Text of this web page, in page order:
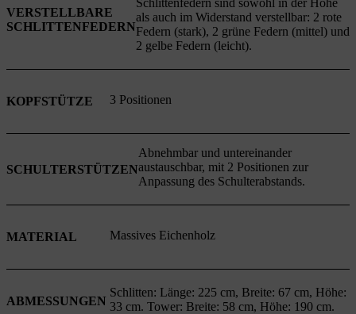
VERSTELLBARE
SCHLITTENFEDERN
Schlittenfedern sind sowohl in der Höhe
als auch im Widerstand verstellbar: 2 rote
Federn (stark), 2 grüne Federn (mittel) und
2 gelbe Federn (leicht).
KOPFSTÜTZE 3 Positionen
SCHULTERSTÜTZEN
Abnehmbar und untereinander
austauschbar, mit 2 Positionen zur
Anpassung des Schulterabstands.
MATERIAL Massives Eichenholz
ABMESSUNGEN
Schlitten: Länge: 225 cm, Breite: 67 cm, Höhe:
33 cm. Tower: Breite: 58 cm, Höhe: 190 cm.